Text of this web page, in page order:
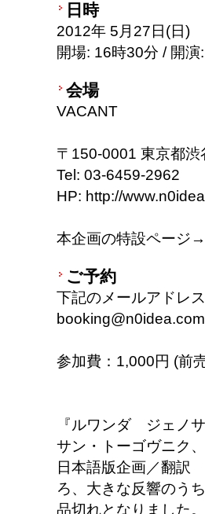
日時
2012年 5月27日(日)
開場: 16時30分 / 開
会場
VACANT
〒150-0001 東京都
Tel: 03-6459-2962
HP: http://
本企画の特設ペー
ご予約
下記のメールアドレ
booking@n0idea.com
参加費：1,000円 (前
『ルワンダ ジェノ
サン・トーゴヴニク、
日本語版企画／翻訳
ろ、大きな反響のう
品切れとなりました